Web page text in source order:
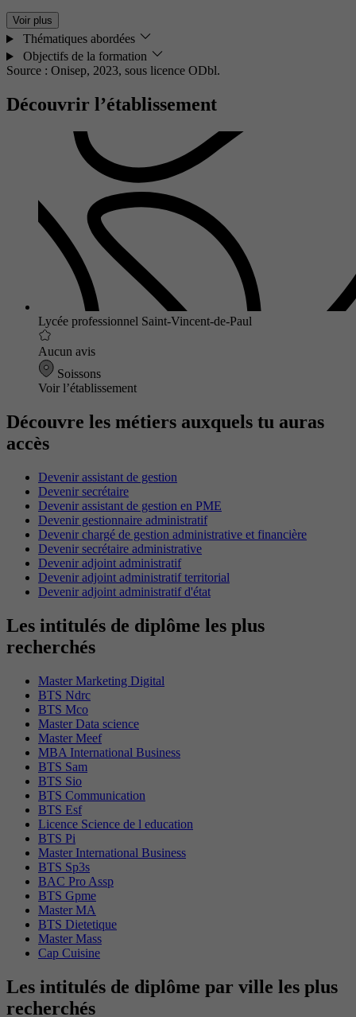
Voir plus
Thématiques abordées
Objectifs de la formation
Source : Onisep, 2023, sous licence ODbl.
Découvrir l’établissement
Lycée professionnel Saint-Vincent-de-Paul
Aucun avis
Soissons
Voir l’établissement
Découvre les métiers auxquels tu auras
accès
Devenir assistant de gestion
Devenir secrétaire
Devenir assistant de gestion en PME
Devenir gestionnaire administratif
Devenir chargé de gestion administrative et financière
Devenir secrétaire administrative
Devenir adjoint administratif
Devenir adjoint administratif territorial
Devenir adjoint administratif d'état
Les intitulés de diplôme les plus
recherchés
Master Marketing Digital
BTS Ndrc
BTS Mco
Master Data science
Master Meef
MBA International Business
BTS Sam
BTS Sio
BTS Communication
BTS Esf
Licence Science de l education
BTS Pi
Master International Business
BTS Sp3s
BAC Pro Assp
BTS Gpme
Master MA
BTS Dietetique
Master Mass
Cap Cuisine
Les intitulés de diplôme par ville les plus
recherchés